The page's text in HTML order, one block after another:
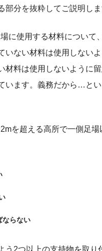
分を抜粋してご説明しま
に使用する材料について
ない材料は使用しないよ
料は使用しないように留
います。義務だから…と
を超える高所で一側足
ならない
2つ以上の支持物を取り